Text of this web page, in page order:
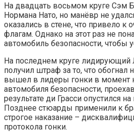
На двадцать восьмом круге Сэм
Нормана Нато, но манёвр не
оказались в стене, что привело
флагам. Однако на этот раз не
автомобиль безопасности, чтобы
На последнем круге лидирующий
получил штраф за то, что
вышел в лидеры гонки в момент
автомобиля безопасности,
результате ди Грасси опустился
Позднее стюарды применили к
строгое наказание –
протокола гонки.